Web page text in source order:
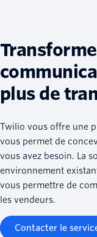
plus de
Twilio vous offre une
vous permet de
vous avez besoin. La
environnement
vous permettre de
les vendeurs.
Contacter le